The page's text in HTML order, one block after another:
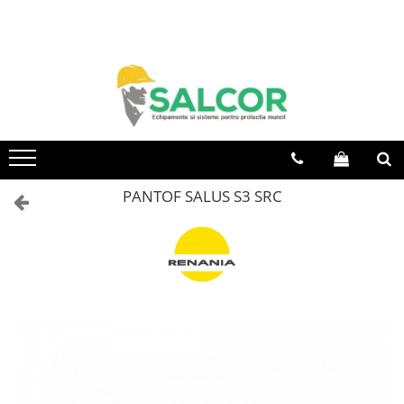
Articole unica folosinta
Camasi
PANTOF SALUS S3 SRC